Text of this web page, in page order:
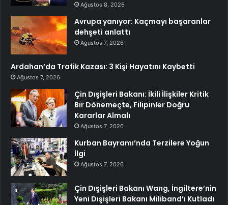
Ağustos 8, 2026
Avrupa yanıyor: Kaçmayı başaranlar
dehşeti anlattı
Ağustos 7, 2026
Ardahan’da Trafik Kazası: 3 Kişi Hayatını Kaybetti
Ağustos 7, 2026
Çin Dışişleri Bakanı: İkili İlişkiler Kritik
Bir Dönemeçte, Filipinler Doğru
Kararlar Almalı
Ağustos 7, 2026
Kurban Bayramı’nda Terzilere Yoğun
İlgi
Ağustos 7, 2026
Çin Dışişleri Bakanı Wang, İngiltere’nin
Yeni Dışişleri Bakanı Miliband’ı Kutladı